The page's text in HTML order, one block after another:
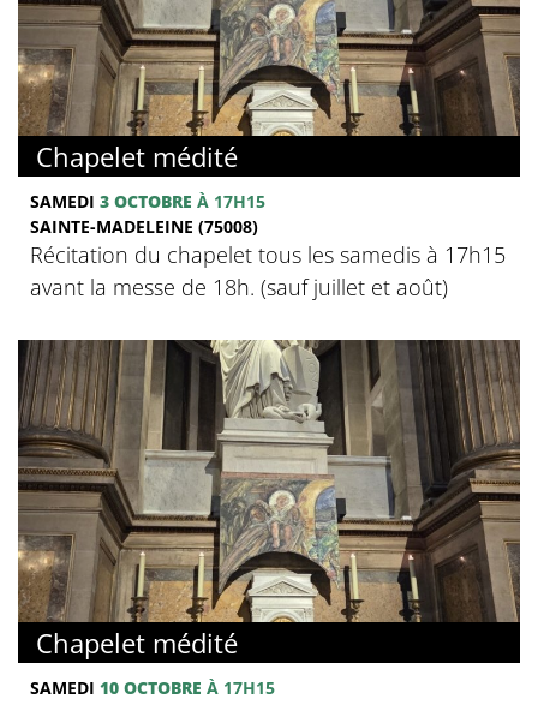
Chapelet médité
SAMEDI 3 OCTOBRE À 17H15
SAINTE-MADELEINE (75008)
Récitation du chapelet tous les samedis à 17h15
avant la messe de 18h. (sauf juillet et août)
Chapelet médité
SAMEDI 10 OCTOBRE À 17H15